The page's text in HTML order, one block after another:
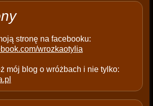
stronę na facebooku:
wrozkaotylia
mój blog o wróżbach i nie tylko: